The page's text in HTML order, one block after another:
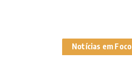
Notícias em Foco